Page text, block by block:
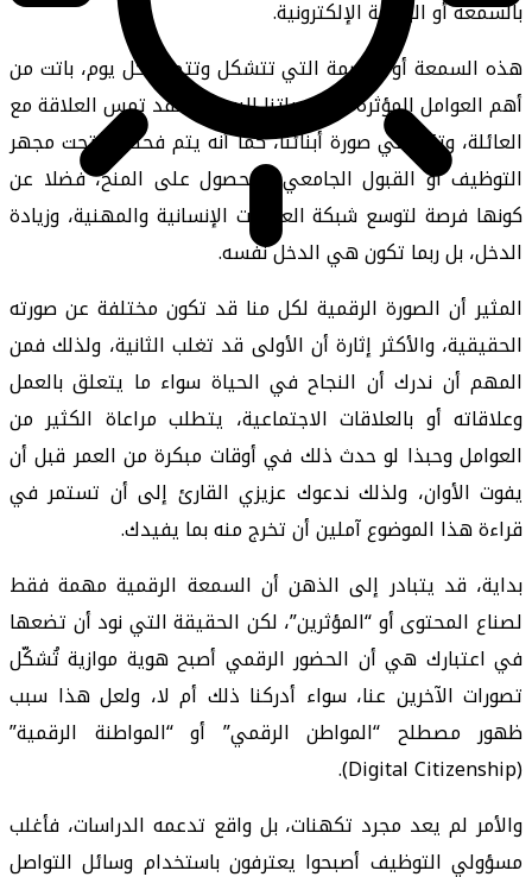
بالسمعة أو البصمة الإلكترونية.
هذه السمعة أو البصمة التي تتشكل وتتطور كل يوم، باتت من
أهم العوامل المؤثرة على حياتنا اليومية، فقد تمس العلاقة مع
العائلة، وتؤثر في صورة أبنائنا، كما أنه يتم فحصها تحت مجهر
التوظيف أو القبول الجامعي والحصول على المنح، فضلا عن
كونها فرصة لتوسع شبكة العلاقات الإنسانية والمهنية، وزيادة
الدخل، بل ربما تكون هي الدخل نفسه.
المثير أن الصورة الرقمية لكل منا قد تكون مختلفة عن صورته
الحقيقية، والأكثر إثارة أن الأولى قد تغلب الثانية، ولذلك فمن
المهم أن ندرك أن النجاح في الحياة سواء ما يتعلق بالعمل
وعلاقاته أو بالعلاقات الاجتماعية، يتطلب مراعاة الكثير من
العوامل وحبذا لو حدث ذلك في أوقات مبكرة من العمر قبل أن
يفوت الأوان، ولذلك ندعوك عزيزي القارئ إلى أن تستمر في
قراءة هذا الموضوع آملين أن تخرج منه بما يفيدك.
بداية، قد يتبادر إلى الذهن أن السمعة الرقمية مهمة فقط
لصناع المحتوى أو “المؤثرين”، لكن الحقيقة التي نود أن تضعها
في اعتبارك هي أن الحضور الرقمي أصبح هوية موازية تُشكّل
تصورات الآخرين عنا، سواء أدركنا ذلك أم لا، ولعل هذا سبب
ظهور مصطلح “المواطن الرقمي” أو “المواطنة الرقمية”
(Digital Citizenship).
والأمر لم يعد مجرد تكهنات، بل واقع تدعمه الدراسات، فأغلب
مسؤولي التوظيف أصبحوا يعترفون باستخدام وسائل التواصل